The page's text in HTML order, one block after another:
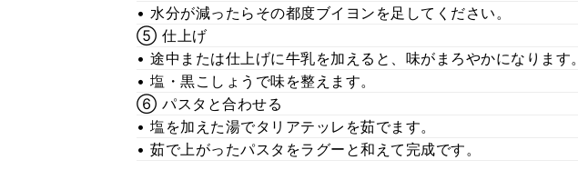
• 水分が減ったらその都度ブイヨンを足してください。
⑤ 仕上げ
• 途中または仕上げに牛乳を加えると、味がまろやかになります。
• 塩・黒こしょうで味を整えます。
⑥ パスタと合わせる
• 塩を加えた湯でタリアテッレを茹でます。
• 茹で上がったパスタをラグーと和えて完成です。